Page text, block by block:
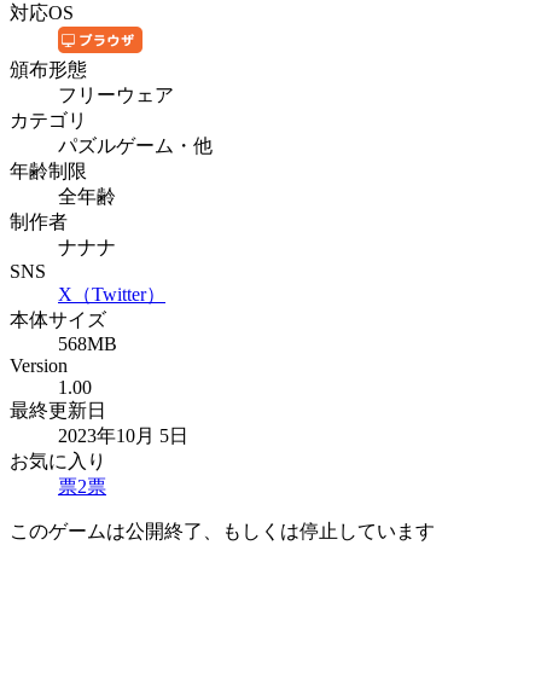
対応OS
頒布形態
フリーウェア
カテゴリ
パズルゲーム・他
年齢制限
全年齢
制作者
ナナナ
SNS
X（Twitter）
本体サイズ
568MB
Version
1.00
最終更新日
2023年10月 5日
お気に入り
票2票
このゲームは公開終了、もしくは停止しています